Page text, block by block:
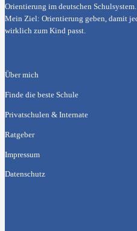
Orientierung im deutschen Schulsystem.
Mein Ziel: Orientierung geben, damit
wirklich zum Kind passt.
Über mich
Finde die beste Schule
Privatschulen & Internate
Ratgeber
Impressum
Datenschutz